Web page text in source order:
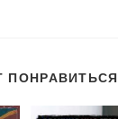
ПОНРАВИТЬСЯ